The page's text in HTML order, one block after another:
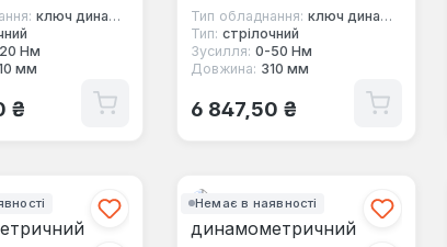
ключ динамометричний під квадрат
Нм
мм
₴
Тип обладнання: ключ динамометричний під квадрат
Тип: стрілочний
Зусилля: 0-50 Нм
Довжина: 310 мм
Звичайна ціна:
6 847,50 ₴
Немає в наявності